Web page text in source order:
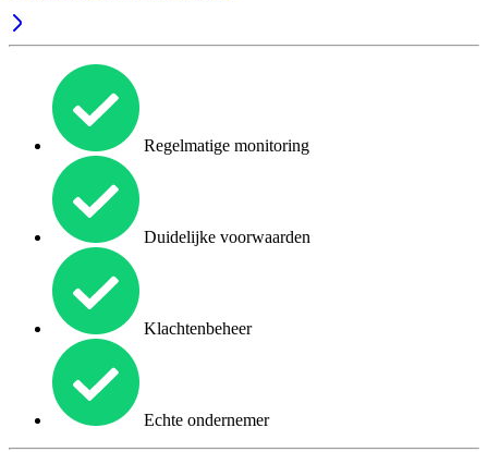
Regelmatige monitoring
Duidelijke voorwaarden
Klachtenbeheer
Echte ondernemer